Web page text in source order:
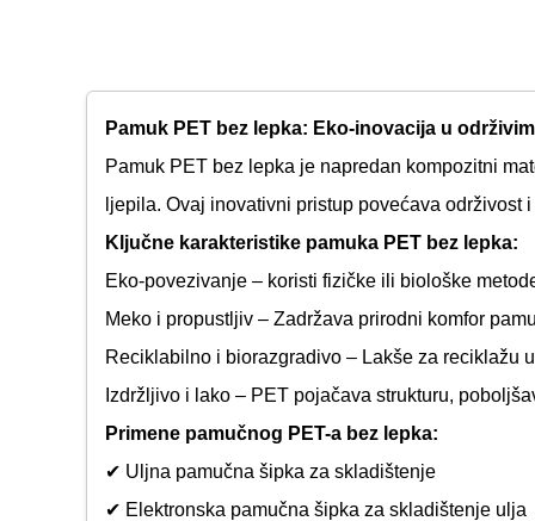
Pamuk PET bez lepka: Eko-inovacija u
Pamuk PET bez lepka je napredan kompozitni
ljepila. Ovaj inovativni pristup povećava održivost
Ključne karakteristike pamuka PET bez lepka:
Eko-povezivanje – koristi fizičke ili biološke
Meko i propustljiv – Zadržava prirodni komfor
Reciklabilno i biorazgradivo – Lakše za reciklažu
Izdržljivo i lako – PET pojačava strukturu,
Primene pamučnog PET-a bez lepka:
✔ Uljna pamučna šipka za skladištenje
✔ Elektronska pamučna šipka za skladištenje ulja